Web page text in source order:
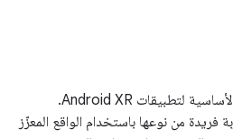
اللوحات المكانية هي الوحدات الأساسية لتطبيقات Android XR.
فريدة من نوعها باستخدام الواقع المعزّز